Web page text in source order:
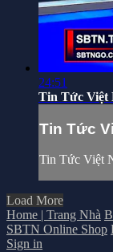
24:51
Tin Tức Việt
Tin Tức
Tin Tức Việt
Load More
Home | Trang Nhà
SBTN Online Shop
Sign in